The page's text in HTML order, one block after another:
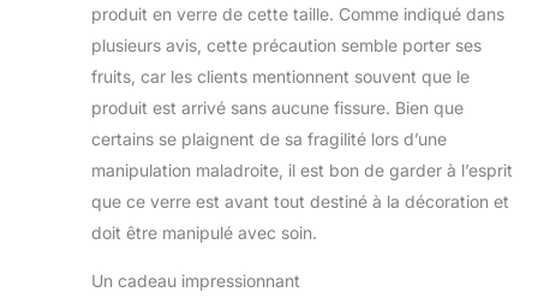
produit en verre de cette taille. Comme indiqué dans
plusieurs avis, cette précaution semble porter ses
fruits, car les clients mentionnent souvent que le
produit est arrivé sans aucune fissure. Bien que
certains se plaignent de sa fragilité lors d’une
manipulation maladroite, il est bon de garder à l’esprit
que ce verre est avant tout destiné à la décoration et
doit être manipulé avec soin.
Un cadeau impressionnant